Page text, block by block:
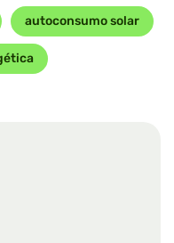
autoconsumo solar